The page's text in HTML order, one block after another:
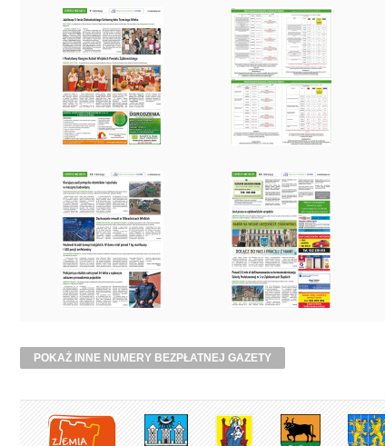
POKAŻ INNE NUMERY BEZPŁATNEJ GAZETY